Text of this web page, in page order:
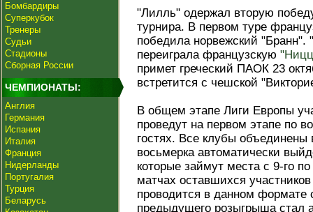
Бомбардиры
Суперкубок
Тренеры
Судьи
Стадионы
Сборная России
ЧЕМПИОНАТЫ:
Англия
Германия
Испания
Италия
Франция
Нидерланды
Португалия
Турция
Беларусь
"Лилль" одержал вторую
турнира. В первом туре
победила норвежский
переиграла французскую
примет греческий ПАОК 23
встретится с чешской
В общем этапе Лиги Европы
проведут на первом этапе по
гостях. Все клубы объединены
восьмерка автоматически
которые займут места с 9-го
матчах оставшихся
проводится в данном формате
предыдущего розыгрыша стал